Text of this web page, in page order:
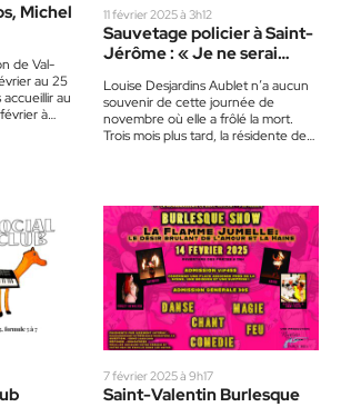
Michel
de Val-
au 25
au
à…
11 février 2025 à 3h12
Sauvetage policier à Saint-
Jérôme : « Je ne serai
reconnaissante »
Louise Desjardins Aublet n’a aucun
souvenir de cette journée de
novembre où elle a frôlé la mort.
Trois mois plus tard, la résidente de
7 février 2025 à 9h17
Saint-Valentin Burlesque